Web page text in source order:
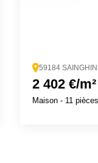
59184
2 402 €/m²
Maison - 11 pièces